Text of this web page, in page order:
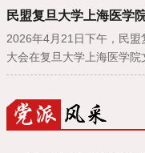
此类活动切实为社区侨界及
医侨联副主席吴庆详细介
中山医院肾内科主治医师
专业知识与丰富的临床经
的讲解，向在场听众普及
本次讲座吸引了三十余位
研员黄贇、复旦大学上海医
民盟复旦大学上海医学
2026年4月21日下午，民
大会在复旦大学上海医学院
上海医学院党委副书记杨
员、民盟中央委员、复旦
织部部长汪皓俊、副部长